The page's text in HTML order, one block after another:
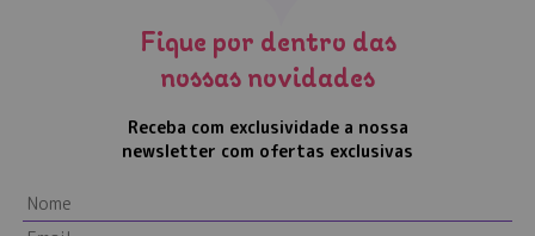
Fique por dentro das
nossas novidades
Receba com exclusividade a nossa
newsletter com ofertas exclusivas